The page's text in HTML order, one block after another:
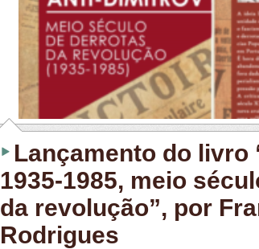
Lançamento do livro
1935-1985, meio
da revolução”, por
Rodrigues